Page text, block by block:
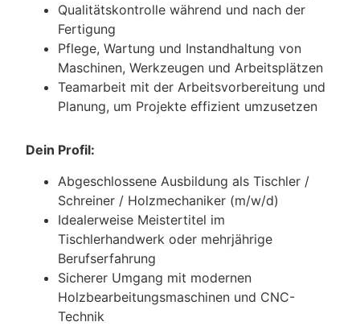
Qualitätskontrolle während und nach der
Fertigung
Pflege, Wartung und Instandhaltung von
Maschinen, Werkzeugen und Arbeitsplätzen
Teamarbeit mit der Arbeitsvorbereitung und
Planung, um Projekte effizient umzusetzen
Dein Profil:
Abgeschlossene Ausbildung als Tischler /
Schreiner / Holzmechaniker (m/w/d)
Idealerweise Meistertitel im
Tischlerhandwerk oder mehrjährige
Berufserfahrung
Sicherer Umgang mit modernen
Holzbearbeitungsmaschinen und CNC-
Technik